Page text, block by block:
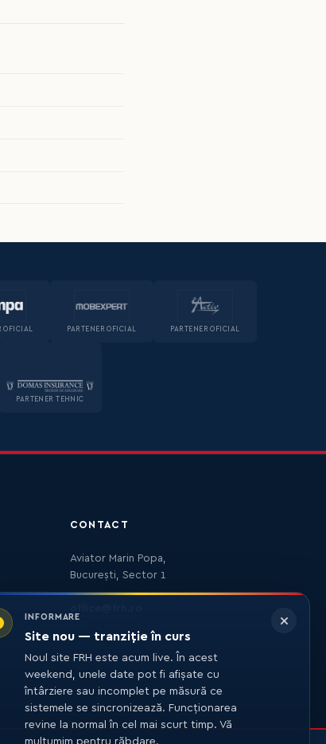
OFICIAL PARTENER OFICIAL PARTENER OFICIAL
PARTENER TEHNIC
INFORMARE
Site nou — tranziție în curs
Noul site FRH este acum live. În acest
weekend, unele date pot fi afișate cu
întârziere sau incomplet pe măsură ce
sistemele se sincronizează. Funcționarea
revine la normal în cel mai scurt timp. Vă
mulțumim pentru răbdare.
CONTACT
Aviator Marin Popa,
București, Sector 1